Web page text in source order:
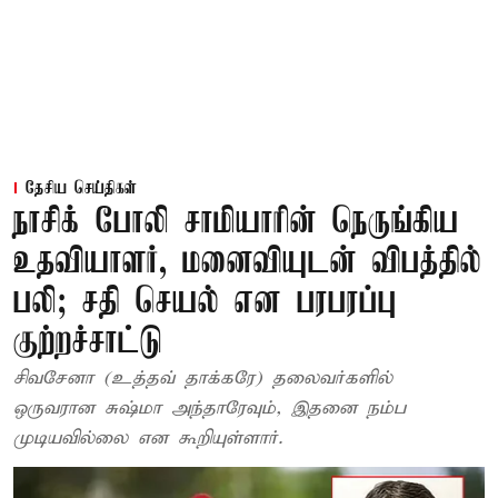
தேசிய செய்திகள்
நாசிக் போலி சாமியாரின் நெருங்கிய
உதவியாளர், மனைவியுடன் விபத்தில்
பலி; சதி செயல் என பரபரப்பு
குற்றச்சாட்டு
சிவசேனா (உத்தவ் தாக்கரே) தலைவர்களில்
ஒருவரான சுஷ்மா அந்தாரேவும், இதனை நம்ப
முடியவில்லை என கூறியுள்ளார்.